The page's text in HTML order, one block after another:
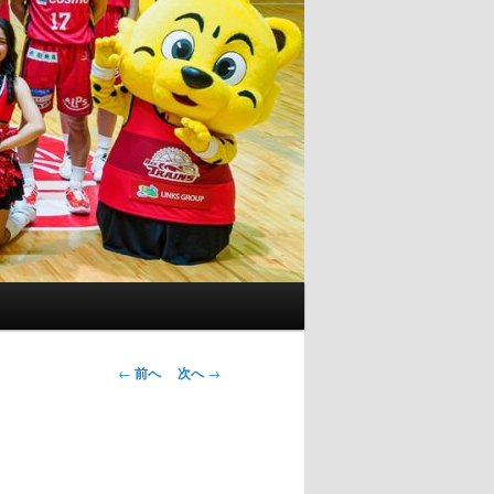
投
← 前へ 次へ→